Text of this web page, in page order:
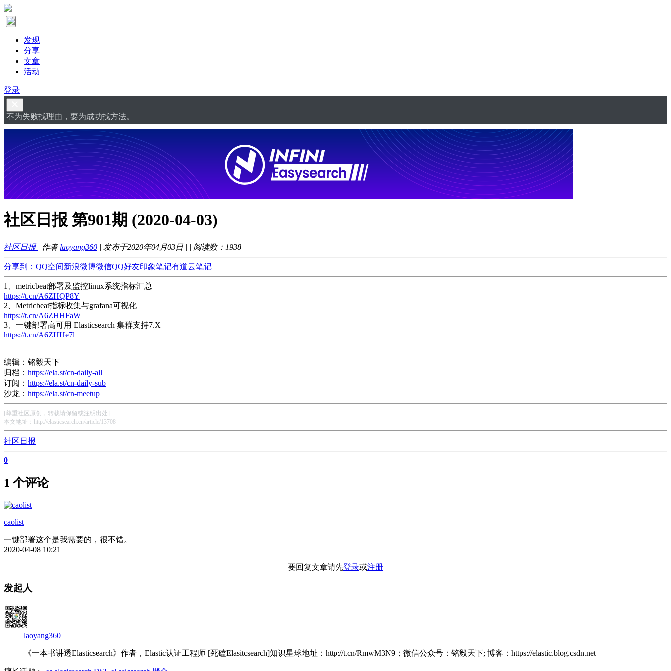
发现
分享
文章
活动
登录
不为失败找理由，要为成功找方法。
社区日报 第901期 (2020-04-03)
社区日报 | 作者laoyang360 | 发布于2020年04月03日 | | 阅读数： 1938
分享到： QQ空间新浪微博微信QQ好友印象笔记有道云笔记
1、metricbeat部署及监控linux系统指标汇总
https://t.cn/A6ZHQP8Y
2、Metricbeat指标收集与grafana可视化
https://t.cn/A6ZHHFaW
3、一键部署高可用 Elasticsearch 集群支持7.X
https://t.cn/A6ZHHe7l
编辑：铭毅天下
归档： https://ela.st/cn-daily-all
订阅： https://ela.st/cn-daily-sub
沙龙： https://ela.st/cn-meetup
[尊重社区原创，转载请保留或注明出处]
本文地址：http://elasticsearch.cn/article/13708
社区日报
0
1 个评论
caolist
一键部署这个是我需要的，很不错。
2020-04-08 10:21
要回复文章请先登录或注册
发起人
laoyang360
《一本书讲透Elasticsearch》作者，Elastic认证工程师 [死磕Elasitcsearch]知识星球地址：http://t.cn/RmwM3N9；微信公众号：铭毅天下; 博客：https://elastic.blog.csdn.net